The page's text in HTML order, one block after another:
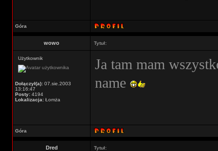
Góra
wowo Tytuł:
Użytkownik
Dołączył(a): 07.sie.2003
13:16:47
Posty: 4194
Lokalizacja: Łomża
Ja tam mam
name
Góra
Dred Tytuł: